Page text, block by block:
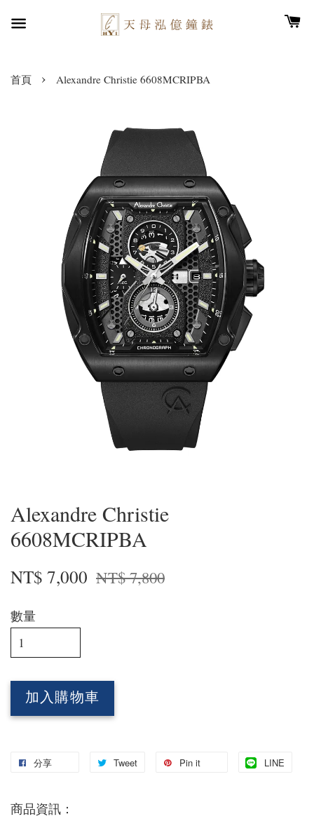
首頁 › Alexandre Christie 6608MCRIPBA
Alexandre Christie
6608MCRIPBA
NT$ 7,000 NT$ 7,800
數量
加入購物車
分享 Tweet Pin it LINE
商品資訊：